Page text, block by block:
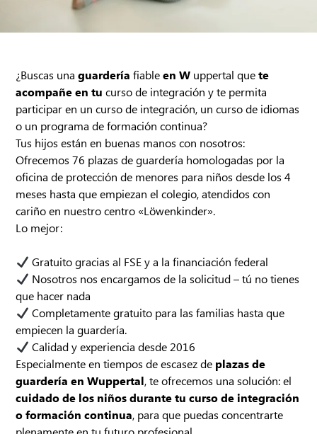
¿Buscas unaguardería fiableen W uppertal quete
acompañe en tu curso de integración y te permita
participar en un curso de integración, un curso de idiomas
o un programa de formación continua?
Tus hijos están en buenas manos con nosotros:
Ofrecemos 76 plazas de guardería homologadas por la
oficina de protección de menores para niños desde los 4
meses hasta que empiezan el colegio, atendidos con
cariño en nuestro centro «Löwenkinder».
Lo mejor:
Gratuito gracias al FSE y a la financiación federal
Nosotros nos encargamos de la solicitud – tú no tienes
que hacer nada
Completamente gratuito para las familias hasta que
empiecen la guardería.
Calidad y experiencia desde 2016
Especialmente en tiempos de escasez de plazas de
guardería en Wuppertal, te ofrecemos una solución: el
cuidado de los niños durante tu curso de integración
o formación continua, para que puedas concentrarte